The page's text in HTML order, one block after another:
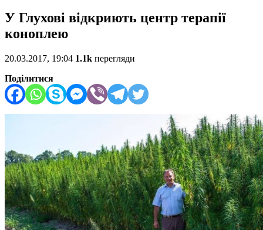
У Глухові відкриють центр терапії
коноплею
20.03.2017, 19:04 1.1k перегляди
Поділитися